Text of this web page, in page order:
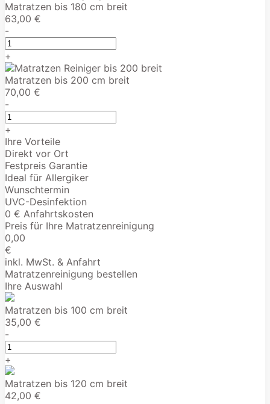
Matratzen bis 180 cm breit
63,00 €
-
+
Matratzen bis 200 cm breit
70,00 €
-
+
Ihre Vorteile
Direkt vor Ort
Festpreis Garantie
Ideal für Allergiker
Wunschtermin
UVC-Desinfektion
0 € Anfahrtskosten
Preis für Ihre Matratzenreinigung
0,00
€
inkl. MwSt. & Anfahrt
Matratzenreinigung bestellen
Ihre Auswahl
Matratzen bis 100 cm breit
35,00 €
-
+
Matratzen bis 120 cm breit
42,00 €